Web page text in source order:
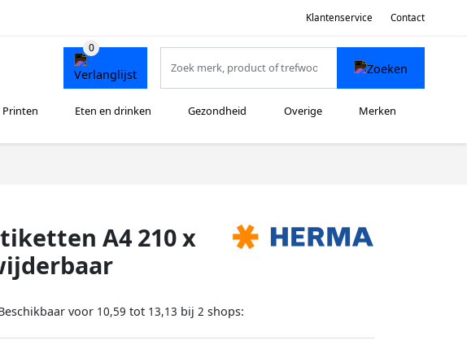
Klantenservice Contact
Printen Eten en drinken Gezondheid Overige Merken
A4 210 x
voor 10,59 tot 13,13 bij 2 shops: